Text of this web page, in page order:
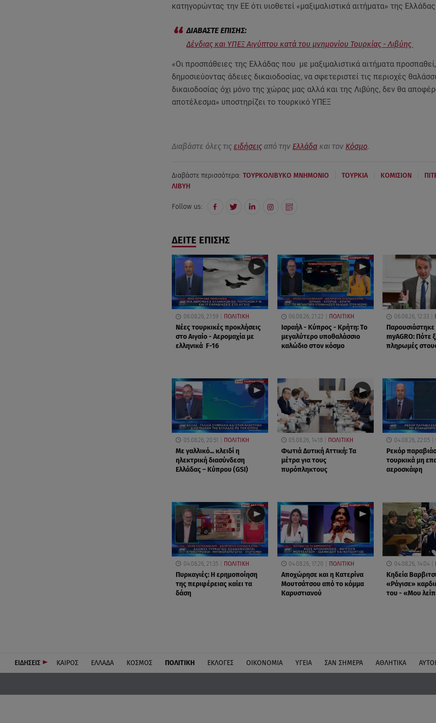
κατηγορώντας την ΕΕ ότι υιοθετεί «μαξιμαλιστικά αιτήματα» της
Δένδιας και ΥΠΕΞ Αιγύπτου κατά του μνημονίου Τουρκίας - Λιβύης
«Οι προσπάθειες της Ελλάδας που με μαξιμαλιστικά αιτήματα προσπαθεί,
δημοσιεύοντας άδειες δικαιοδοσίας, να σφετεριστεί τις περιοχές
δικαιοδοσίας όχι μόνο της χώρας μας αλλά και της Λιβύης, δεν θα
αποτέλεσμα» υποστηρίζει το τουρκικό ΥΠΕΞ
Διαβάστε όλες τις ειδήσειςαπό την Ελλάδακαι τον Κόσμο.
Διαβάστε περισσότερα: ΤΟΥΡΚΟΛΙΒΥΚΟ ΜΝΗΜΟΝΙΟ ΤΟΥΡΚΙΑ ΚΟΜΙΣΙΟΝ
ΛΙΒΥΗ
Follow us:
ΔΕΙΤΕ ΕΠΙΣΗΣ
06.08.26, 21:59 ΠΟΛΙΤΙΚΗ
Νέες τουρκικές προκλήσεις
στο Αιγαίο - Αερομαχία με
ελληνικά F-16
06.08.26, 21:22 ΠΟΛΙΤΙΚΗ
Ισραήλ - Κύπρος - Κρήτη: Το
μεγαλύτερο υποθαλάσσιο
καλώδιο στον κόσμο
06.08.26, 12:33
myAGRO: Πότε
πληρωμές
05.08.26, 20:51 ΠΟΛΙΤΙΚΗ
Με γαλλικό... κλειδί η
ηλεκτρική διασύνδεση
Ελλάδας – Κύπρου (GSI)
05.08.26, 14:18 ΠΟΛΙΤΙΚΗ
Φωτιά Δυτική Αττική: Τα
μέτρα για τους
πυρόπληκτους
04.08.26, 22:05
Ρεκόρ
τουρκικά μη
αεροσκάφη
04.08.26, 21:35 ΠΟΛΙΤΙΚΗ
Πυρκαγιές: Η ερημοποίηση
της περιφέρειας καίει τα
δάση
04.08.26, 17:20 ΠΟΛΙΤΙΚΗ
Αποχώρησε και η Κατερίνα
Μουτσάτσου από το κόμμα
Καρυστιανού
04.08.26, 14:04
Κηδεία
«Ράγισε»
του - «Μου
ΕΙΔΗΣΕΙΣ ΚΑΙΡΟΣ ΕΛΛΑΔΑ ΚΟΣΜΟΣ ΠΟΛΙΤΙΚΗ ΕΚΛΟΓΕΣ ΟΙΚΟΝΟΜΙΑ ΥΓΕΙΑ ΣΑΝ ΣΗΜΕΡΑ ΑΘΛΗΤΙΚΑ